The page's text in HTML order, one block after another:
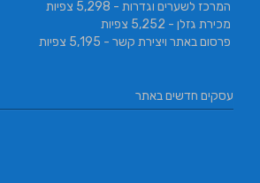
המרכז לשערים וגדרות - 5,298 צפיות
מכירת גזלן - 5,252 צפיות
פרסום באתר ויצירת קשר - 5,195 צפיות
עסקים חדשים באתר